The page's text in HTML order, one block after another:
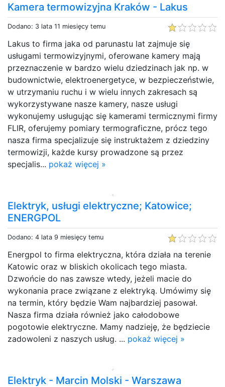
Kamera termowizyjna Kraków - Lakus
Dodano: 3 lata 11 miesięcy temu
Lakus to firma jaka od parunastu lat zajmuje się
usługami termowizyjnymi, oferowane kamery mają
przeznaczenie w bardzo wielu dziedzinach jak np. w
budownictwie, elektroenergetyce, w bezpieczeństwie,
w utrzymaniu ruchu i w wielu innych zakresach są
wykorzystywane nasze kamery, nasze usługi
wykonujemy usługując się kamerami termicznymi firmy
FLIR, oferujemy pomiary termograficzne, prócz tego
nasza firma specjalizuje się instruktażem z dziedziny
termowizji, każde kursy prowadzone są przez
specjalis... pokaż więcej »
Elektryk, usługi elektryczne; Katowice;
ENERGPOL
Dodano: 4 lata 9 miesięcy temu
Energpol to firma elektryczna, która działa na terenie
Katowic oraz w bliskich okolicach tego miasta.
Dzwońcie do nas zawsze wtedy, jeżeli macie do
wykonania prace związane z elektryką. Umówimy się
na termin, który będzie Wam najbardziej pasował.
Nasza firma działa również jako całodobowe
pogotowie elektryczne. Mamy nadzieję, że będziecie
zadowoleni z naszych usług. ... pokaż więcej »
Elektryk - Marcin Molski - Warszawa